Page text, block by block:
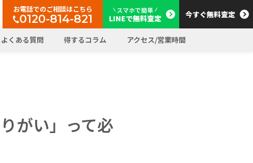
お電話でのご相談はこちら
0120-814-821
スマホで簡単
LINEで無料査定 今すぐ無料査定
よくある質問 得するコラム アクセス/営業時間
がい」って必